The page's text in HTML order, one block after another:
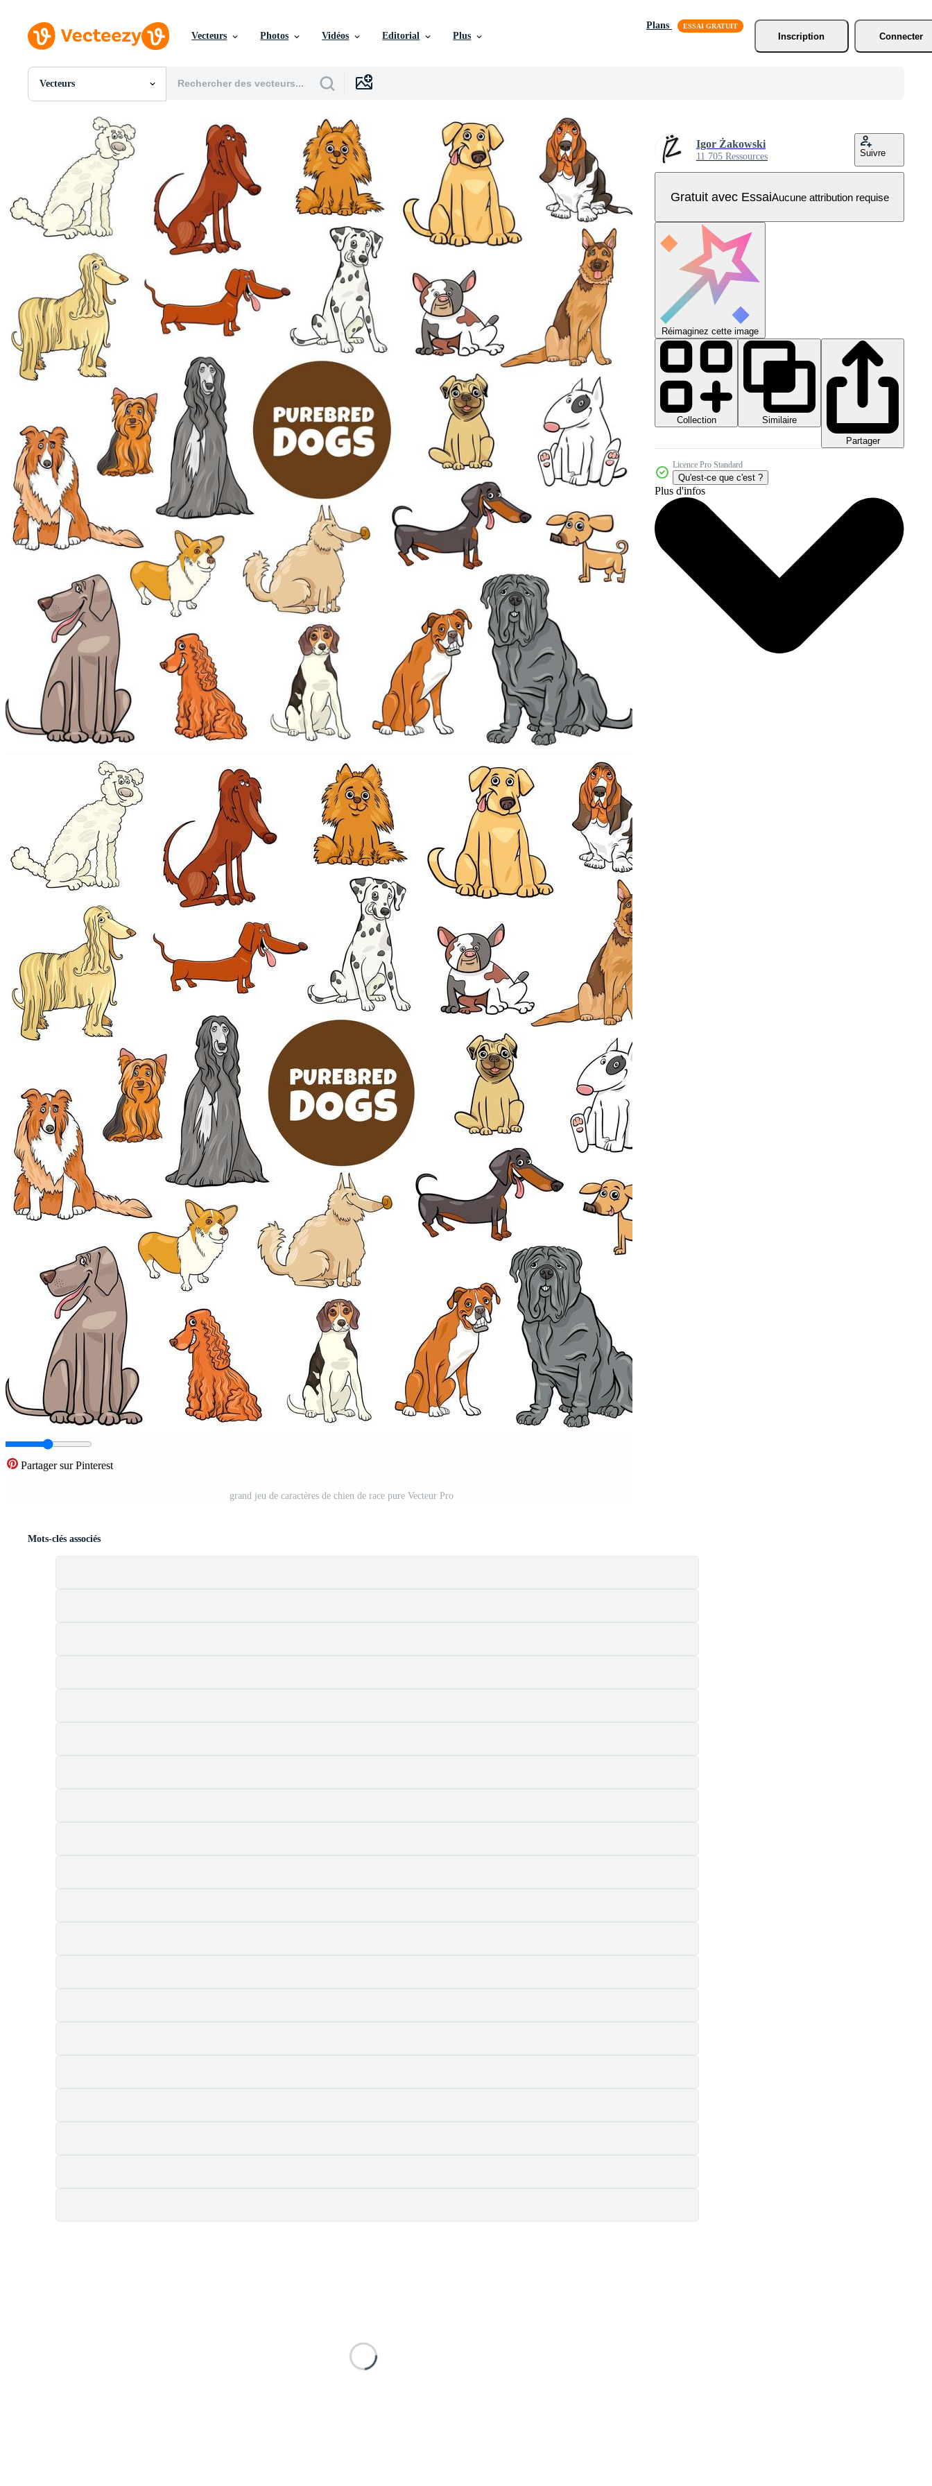
Vecteurs Photos Vidéos Editorial Plus
Plans
Inscription
Connecter
Vecteurs
Toutes Images
SVGs
Modèles
Vecteurs
Vidéos
Motion graphics
Images Éditoriales
Partager sur Pinterest
grand jeu de caractères de chien de race pure Vecteur Pro
Igor Żakowski
11 705 Ressources Suivre
Gratuit avec EssaiAucune attribution requise
Réimaginez cette image
Collection
Similaire
Partager
Licence Pro Standard
Qu'est-ce que c'est ?
Plus d'infos
Mots-clés associés